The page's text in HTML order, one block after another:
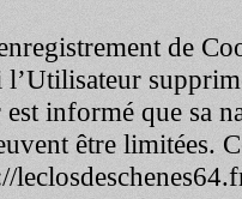
de
informé que sa
être limitées.